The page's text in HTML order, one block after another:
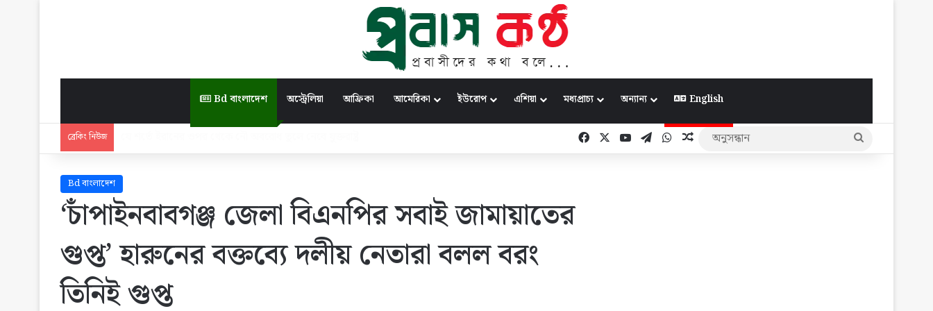
Bd বাংলাদেশ অস্ট্রেলিয়া আফ্রিকা আমেরিকা ইউরোপ এশিয়া মধ্যপ্রাচ্য অন্যান্য English
ব্রেকিং নিউজ Facebook YouTubeTelegramWhatsApp
Random Article
Bd বাংলাদেশ
‘চাঁপাইনবাবগঞ্জ জেলা বিএনপির সবাই জামায়াতের
গুপ্ত’ হারুনের বক্তব্যে দলীয় নেতারা বলল বরং
তিনিই গুপ্ত